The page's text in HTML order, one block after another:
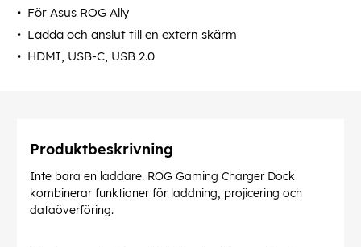
För Asus ROG Ally
Ladda och anslut till en extern skärm
HDMI, USB-C, USB 2.0
Produktbeskrivning
Inte bara en laddare. ROG Gaming Charger Dock
kombinerar funktioner för laddning, projicering och
dataöverföring.